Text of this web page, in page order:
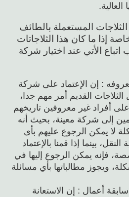
العالية.
المستعملة بالطائف
إذا ما كان هذا الثلاجاتات
الأتي عند اختيار شركة
: إن الإعتماد على شركة
القديم أمر مهم جدا،
أفراد غير معروفين تاريخهم
إلى شركة معينة، بحيث أنه
لا يمكن الرجوع عليهم بأى
بينما إذا قمنا بالإعتماد
فإنه يمكن الرجوع إليها في
ويجوز مطالباتها بأي مسائلة
أعمال : إن الاستعانة